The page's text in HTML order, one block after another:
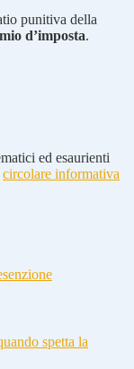
punitiva della
d’imposta.
ed esaurienti
circolare informativa
spetta la